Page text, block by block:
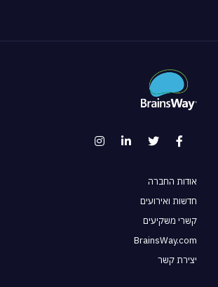
אודות החברה
חדשות ואירועים
קשרי משקיעים
BrainsWay.com
יצירת קשר